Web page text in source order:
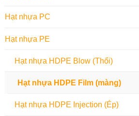
Hạt nhựa PC
Hạt nhựa PE
Hạt nhựa HDPE Blow (Thổi)
Hạt nhựa HDPE Film (màng)
Hạt nhựa HDPE Injection (Ép)